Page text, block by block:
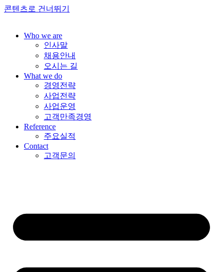
콘텐츠로 건너뛰기
Who we are
인사말
채용안내
오시는 길
What we do
경영전략
사업전략
사업운영
고객만족경영
Reference
주요실적
Contact
고객문의